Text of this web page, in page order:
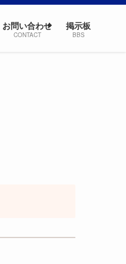
お問い合わせ
CONTACT
掲示板
BBS